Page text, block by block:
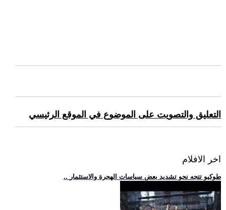
التعليق والتصويت على الموضوع في الموقع الرئيسي
اخر الافلام
.. طوكيو تتجه نحو تشديد بعض سياسات الهجرة والاستثمار